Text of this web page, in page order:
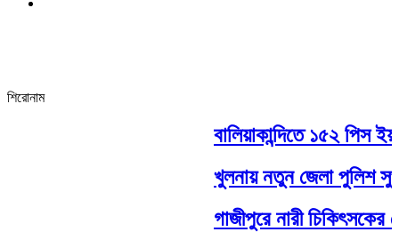
শিরোনাম
বালিয়াকান্দিতে ১৫২ পিস
খুলনায় নতুন জেলা পুলিশ
গাজীপুরে নারী চিকিৎসকের